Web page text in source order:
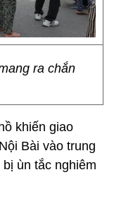
ra chắn
khiến giao
Bài vào trung
ùn tắc nghiêm